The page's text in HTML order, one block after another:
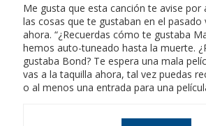
Me gusta que esta canción te avise por
las cosas que te gustaban en el pasado
ahora. “¿Recuerdas cómo te gustaba
hemos auto-tuneado hasta la muerte.
gustaba Bond? Te espera una mala
vas a la taquilla ahora, tal vez puedas
o al menos una entrada para una